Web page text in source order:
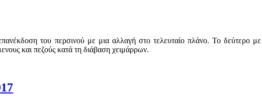
του περσινού με μια αλλαγή στο τελευταίο πλάνο. Το δεύτερο με
και πεζούς κατά τη διάβαση χειμάρρων.